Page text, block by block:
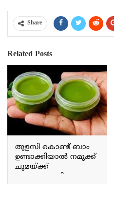
Share
Related Posts
തുളസി കൊണ്ട് ബാം
ഉണ്ടാക്കിയാൽ നമുക്ക്
ചുമയ്ക്ക്
ജലദോഷത്തിനും
ഇതൊരു പരിഹാരം